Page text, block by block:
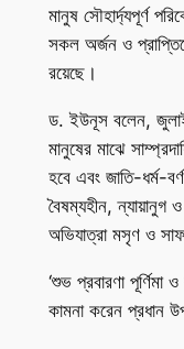
মানুষ সৌহার্দ্যপূর্ণ
সকল অর্জন ও
রয়েছে।
ড. ইউনূস বলেন, জুলাই
মানুষের মাঝে
হবে এবং জাতি-ধর্ম-
বৈষম্যহীন, ন্যায়ানুগ
অভিযাত্রা মসৃণ ও
‘শুভ প্রবারণা পূর্ণিমা
কামনা করেন প্রধান